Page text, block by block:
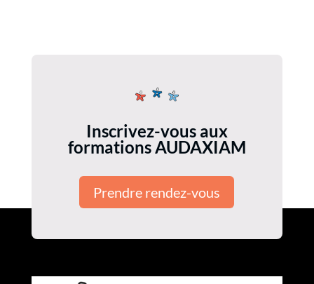
Inscrivez-vous aux
formations AUDAXIAM
Prendre rendez-vous